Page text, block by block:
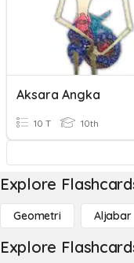
Aksara Angka
10 T 10th
Explore
Geometri Aljabar
Explore